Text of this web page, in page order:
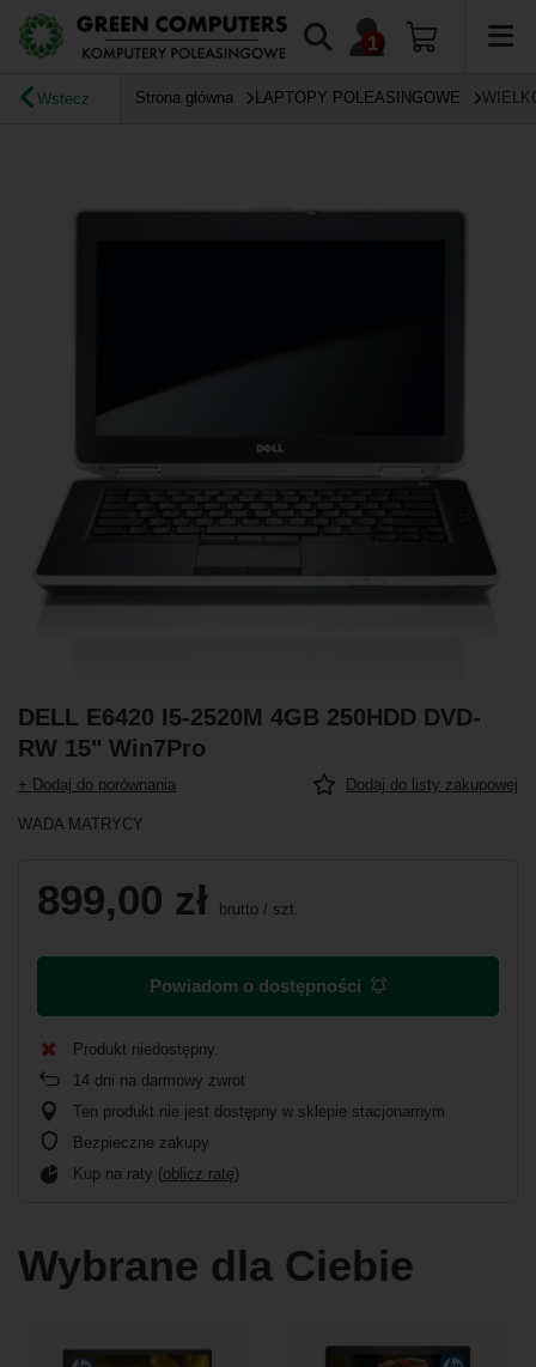
Wstecz Strona główna LAPTOPY POLEASINGOWE
DELL E6420 I5-2520M 4GB 250HDD DVD-
RW 15" Win7Pro
+ Dodaj do porównania Dodaj do listy zakupowej
WADA MATRYCY
899,00 zł brutto / szt.
Powiadom o dostępności
Produkt niedostępny
14 dni na darmowy zwrot
Ten produkt nie jest dostępny w sklepie stacjonarnym
Bezpieczne zakupy
Kup na raty (oblicz ratę)
Wybrane dla Ciebie